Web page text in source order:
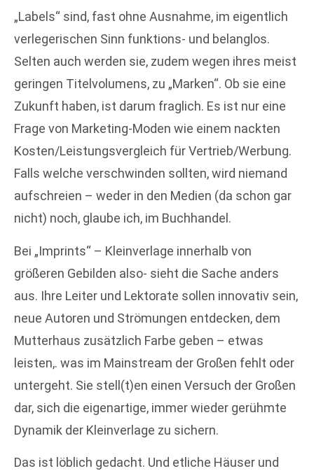
„Labels“ sind, fast ohne Ausnahme, im eigentlich
verlegerischen Sinn funktions- und belanglos.
Selten auch werden sie, zudem wegen ihres meist
geringen Titelvolumens, zu „Marken“. Ob sie eine
Zukunft haben, ist darum fraglich. Es ist nur eine
Frage von Marketing-Moden wie einem nackten
Kosten/Leistungsvergleich für Vertrieb/Werbung.
Falls welche verschwinden sollten, wird niemand
aufschreien – weder in den Medien (da schon gar
nicht) noch, glaube ich, im Buchhandel.
Bei „Imprints“ – Kleinverlage innerhalb von
größeren Gebilden also- sieht die Sache anders
aus. Ihre Leiter und Lektorate sollen innovativ sein,
neue Autoren und Strömungen entdecken, dem
Mutterhaus zusätzlich Farbe geben – etwas
leisten,. was im Mainstream der Großen fehlt oder
untergeht. Sie stell(t)en einen Versuch der Großen
dar, sich die eigenartige, immer wieder gerühmte
Dynamik der Kleinverlage zu sichern.
Das ist löblich gedacht. Und etliche Häuser und